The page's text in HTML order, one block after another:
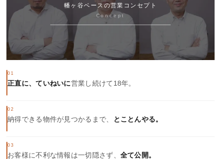
幡ヶ谷ベースの営業コンセプト
Concept
01
正直に、ていねいに営業し続けて18年。
02
納得できる物件が見つかるまで、 とことんやる。
03
お客様に不利な情報は一切隠さず、 全て公開。